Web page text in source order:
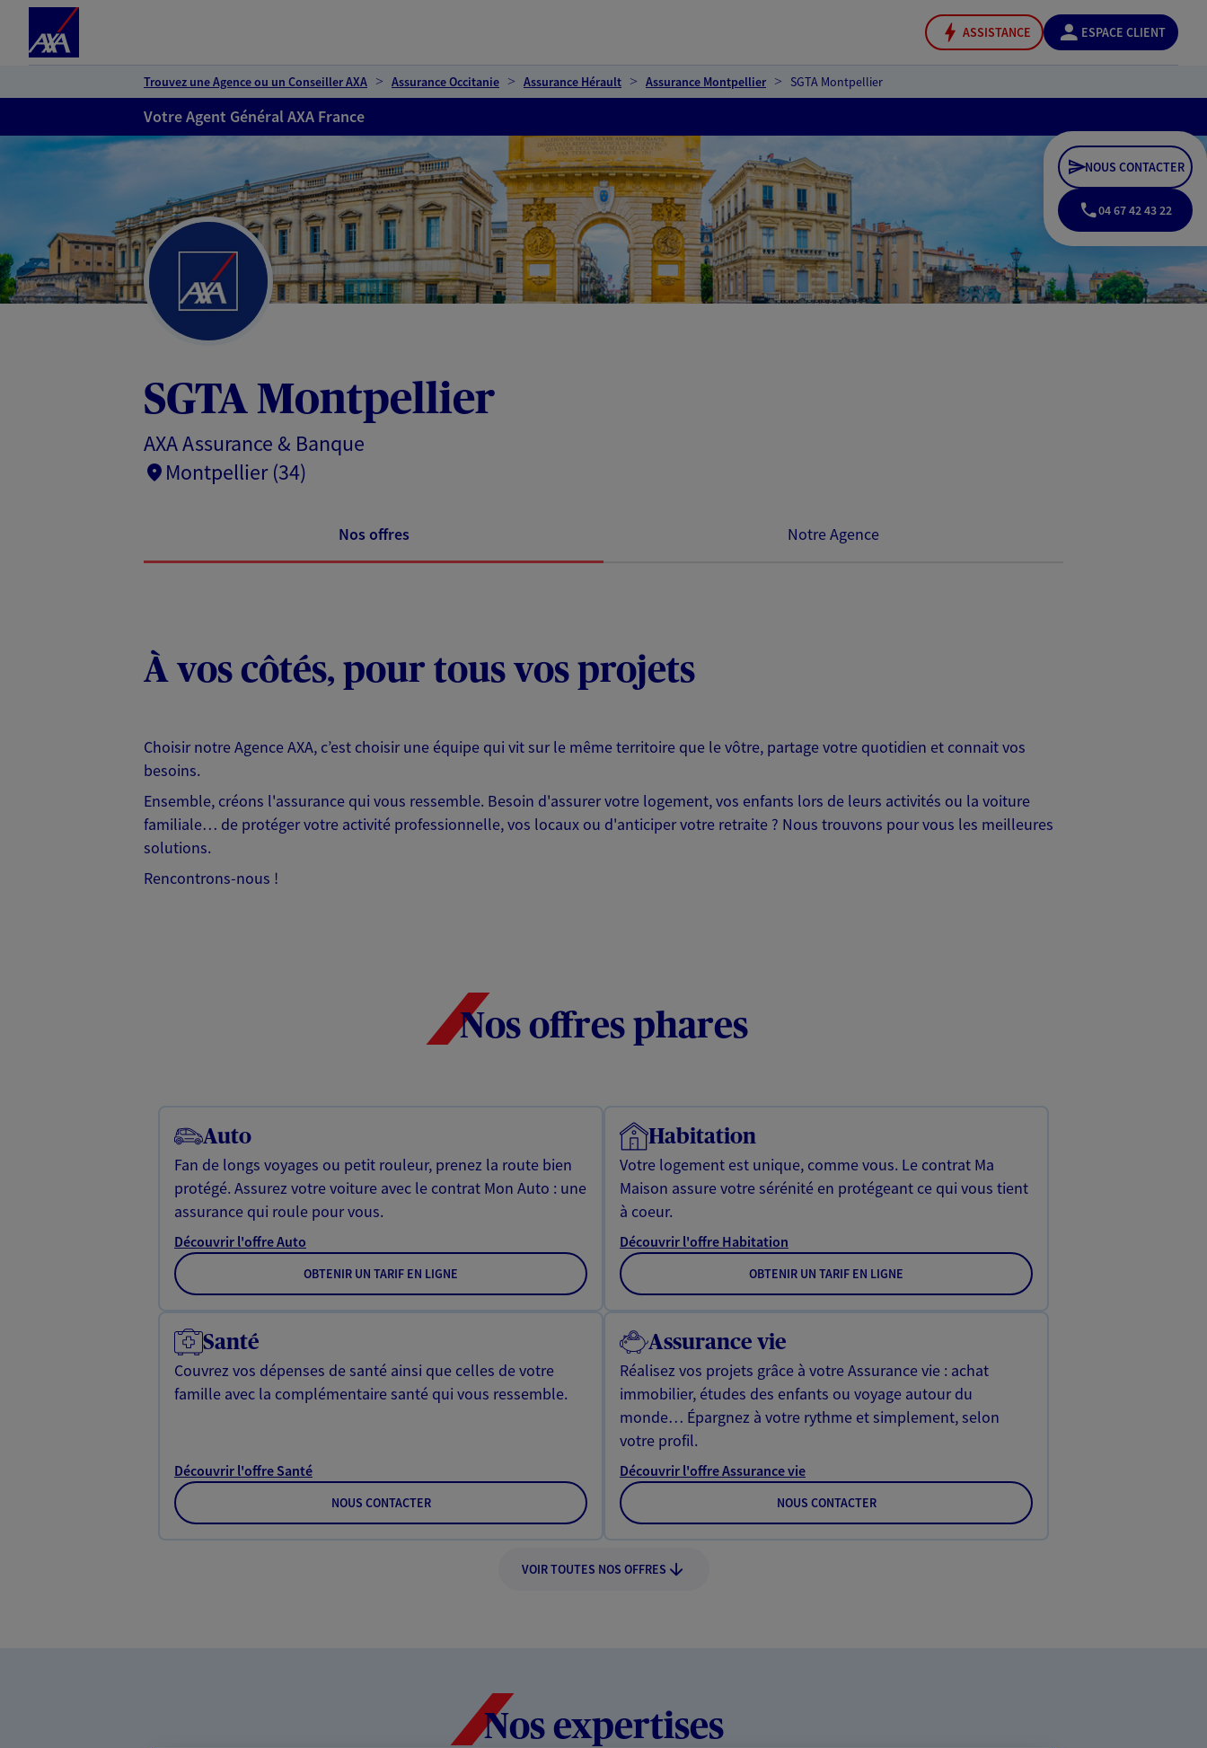
ASSISTANCE ESPACE CLIENT
Trouvez une Agence ou un Conseiller AXA Assurance Occitanie Assurance Hérault Assurance Montpellier SGTA Montpellier
Votre Agent Général AXA France
SGTA Montpellier
AXA Assurance & Banque
Montpellier (34)
NOUS CONTACTER
04 67 42 43 22
Nos offres Notre Agence
À vos côtés, pour tous vos projets
Choisir notre Agence AXA, c’est choisir une équipe qui vit sur le même territoire que le vôtre, partage votre quotidien et connait vos
besoins.
Ensemble, créons l'assurance qui vous ressemble. Besoin d'assurer votre logement, vos enfants lors de leurs activités ou la voiture
familiale… de protéger votre activité professionnelle, vos locaux ou d'anticiper votre retraite ? Nous trouvons pour vous les meilleures
solutions.
Rencontrons-nous !
Nos offres phares
Auto
Fan de longs voyages ou petit rouleur, prenez la route bien
protégé. Assurez votre voiture avec le contrat Mon Auto : une
assurance qui roule pour vous.
Découvrir l'offre Auto
OBTENIR UN TARIF EN LIGNE
Habitation
Votre logement est unique, comme vous. Le contrat Ma
Maison assure votre sérénité en protégeant ce qui vous tient
à coeur.
Découvrir l'offre Habitation
OBTENIR UN TARIF EN LIGNE
Santé
Couvrez vos dépenses de santé ainsi que celles de votre
famille avec la complémentaire santé qui vous ressemble.
Découvrir l'offre Santé
NOUS CONTACTER
Assurance vie
Réalisez vos projets grâce à votre Assurance vie : achat
immobilier, études des enfants ou voyage autour du
monde… Épargnez à votre rythme et simplement, selon
votre profil.
Découvrir l'offre Assurance vie
NOUS CONTACTER
VOIR TOUTES NOS OFFRES
Nos expertises